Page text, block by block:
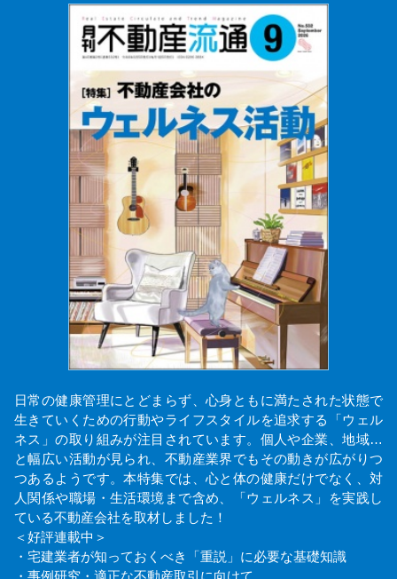
日常の健康管理にとどまらず、心身ともに満たされた状態で
生きていくための行動やライフスタイルを追求する「ウェル
ネス」の取り組みが注目されています。個人や企業、地域…
と幅広い活動が見られ、不動産業界でもその動きが広がりつ
つあるようです。本特集では、心と体の健康だけでなく、対
人関係や職場・生活環境まで含め、「ウェルネス」を実践し
ている不動産会社を取材しました！
＜好評連載中＞
・宅建業者が知っておくべき「重説」に必要な基礎知識
・事例研究・適正な不動産取引に向けて